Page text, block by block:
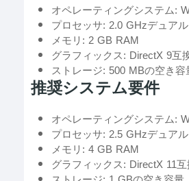
オペレーティングシステム:
プロセッサ: 2.0 GHzデュア
メモリ: 2 GB RAM
グラフィックス: DirectX 9互
ストレージ: 500 MBの空き容
推奨システム要件
オペレーティングシステム:
プロセッサ: 2.5 GHzデュア
メモリ: 4 GB RAM
グラフィックス: DirectX 11